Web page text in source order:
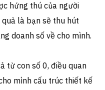
hứng thú của người
là bạn sẽ thu hút
doanh số về cho mình.
từ con số 0, điều quan
mình cấu trúc thiết kế